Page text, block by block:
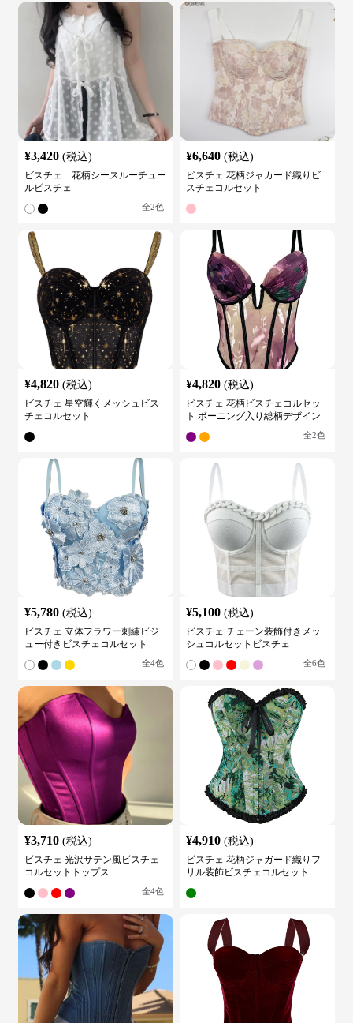
¥3,420 (税込)
ビスチェ 花柄シースルーチュー
ルビスチェ
全2色
¥6,640 (税込)
ビスチェ 花柄ジャカード織りビ
スチェコルセット
¥4,820 (税込)
ビスチェ 星空輝くメッシュビス
チェコルセット
¥4,820 (税込)
ビスチェ 花柄ビスチェコルセッ
ト ボーニング入り総柄デザイン
全2色
¥5,780 (税込)
ビスチェ 立体フラワー刺繍ビジ
ュー付きビスチェコルセット
全4色
¥5,100 (税込)
ビスチェ チェーン装飾付きメッ
シュコルセットビスチェ
全6色
¥3,710 (税込)
ビスチェ 光沢サテン風ビスチェ
コルセットトップス
全4色
¥4,910 (税込)
ビスチェ 花柄ジャガード織りフ
リル装飾ビスチェコルセット